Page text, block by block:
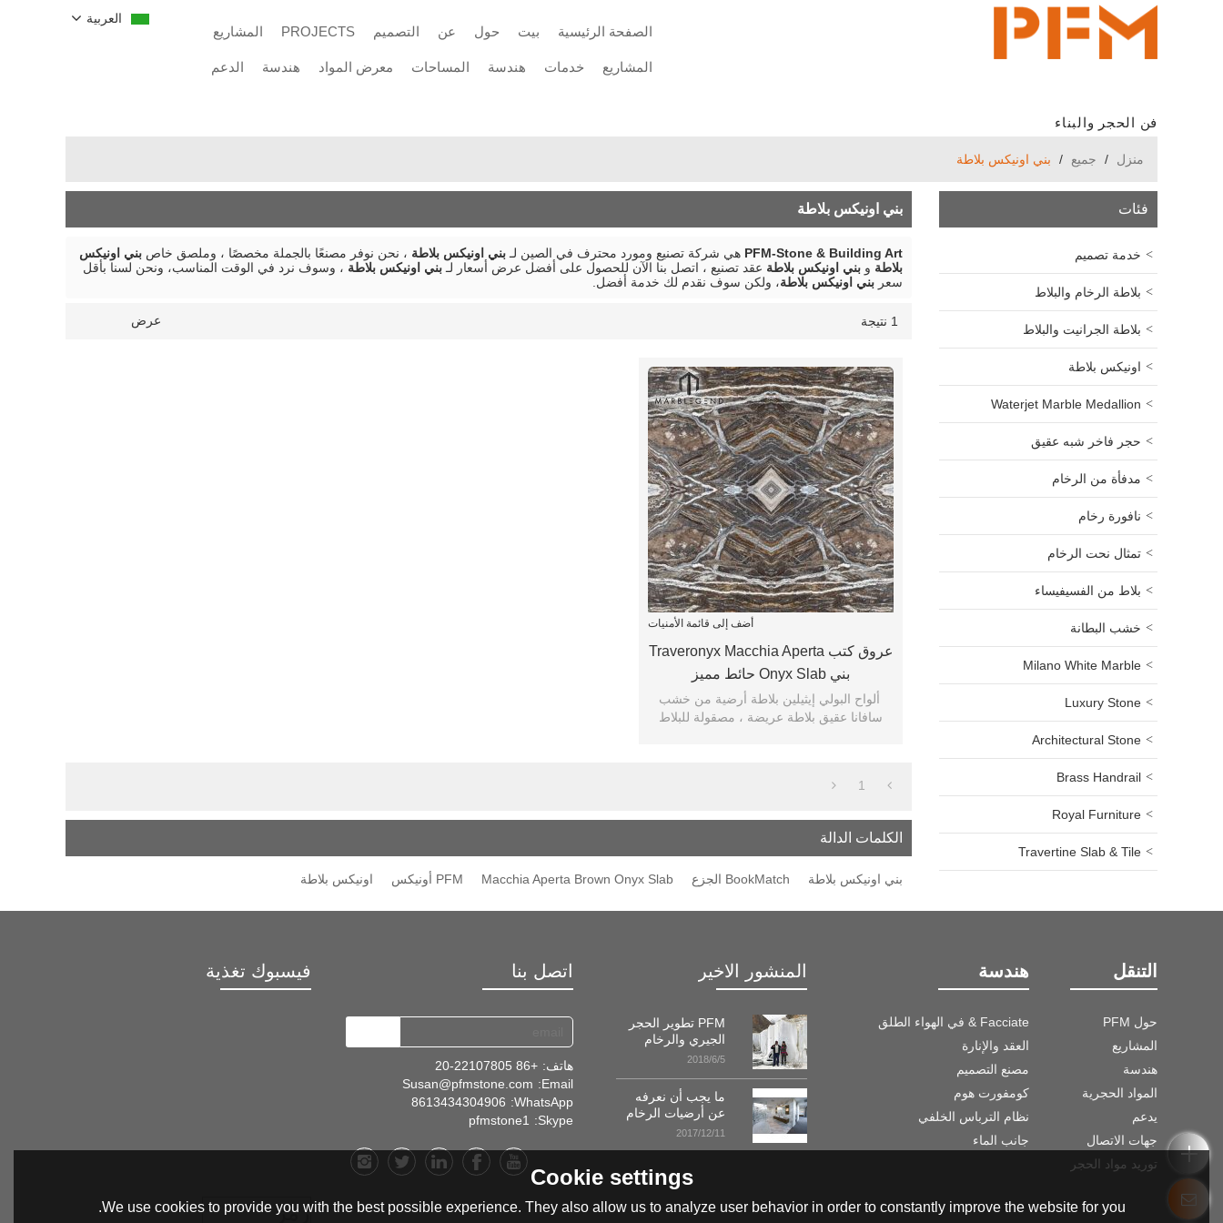
فن الحجر والبناء
العربية
الصفحة الرئيسية بيت حول عن التصميم PROJECTS المشاريع
المشاريع خدمات هندسة المساحات معرض المواد هندسة الدعم
منزل / جميع / بني اونيكس بلاطة
فئات
خدمة تصميم
بلاطة الرخام والبلاط
بلاطة الجرانيت والبلاط
اونيكس بلاطة
Waterjet Marble Medallion
حجر فاخر شبه عقيق
مدفأة من الرخام
نافورة رخام
تمثال نحت الرخام
بلاط من الفسيفيساء
خشب البطانة
Milano White Marble
Luxury Stone
Architectural Stone
Brass Handrail
Royal Furniture
Travertine Slab & Tile
بني اونيكس بلاطة
PFM-Stone & Building Art هي شركة تصنيع ومورد محترف في الصين لـ بني اونيكس بلاطة ، نحن نوفر مصنعًا بالجملة مخصصًا ، وملصق خاص بني اونيكس
بلاطة و بني اونيكس بلاطة عقد تصنيع ، اتصل بنا الآن للحصول على أفضل عرض أسعار لـ بني اونيكس بلاطة ، وسوف نرد في الوقت المناسب، ونحن لسنا بأقل
سعر بني اونيكس بلاطة، ولكن سوف نقدم لك خدمة أفضل.
1 نتيجة عرض قائمة
أضف إلى قائمة الأمنيات
عروق كتب Traveronyx Macchia Aperta
بني Onyx Slab حائط مميز
ألواح البولي إيثيلين بلاطة أرضية من خشب
سافانا عقيق بلاطة عريضة ، مصقولة للبلاط
1
الكلمات الدالة
بني اونيكس بلاطة BookMatch الجزع Macchia Aperta Brown Onyx Slab PFM أونيكس اونيكس بلاطة
التنقل
حول PFM
المشاريع
هندسة
المواد الحجرية
يدعم
جهات الاتصال
توريد مواد الحجر
هندسة
Facciate & في الهواء الطلق
العقد والإنارة
مصنع التصميم
كومفورت هوم
نظام الترباس الخلفي
جانب الماء
المنشور الاخير
PFM تطوير الحجر
الجيري والرخام
المحاجر في
2018/6/5
ما يجب أن نعرفه
عن أرضيات الرخام
2017/12/11
اتصل بنا
هاتف: +86 20-22107805
Email:
Susan@pfmstone.com
WhatsApp:
8613434304906
Skype:
pfmstone1
فيسبوك تغذية
رمز
Cookie settings
We use cookies to provide you with the best possible experience. They also allow us to analyze user behavior in order to constantly improve the website for you.